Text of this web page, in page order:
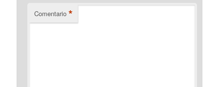
Comentario *